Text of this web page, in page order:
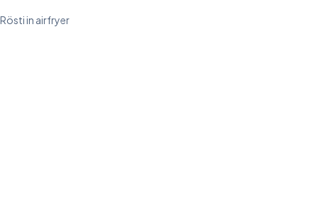
Rösti in airfryer